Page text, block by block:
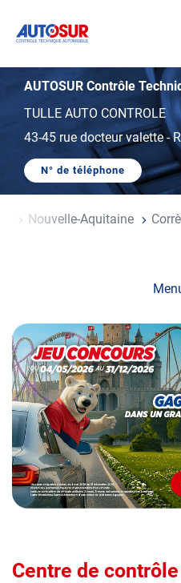
AUTOSUR
AUTOSUR Contrôle
TULLE AUTO CONTROLE
43-45 rue docteur valette-
N° de téléphone
AFFICHER
DE
TÉLÉPHONE
Nouvelle-Aquitaine
Opération
spéciale
Mai
-
Décembre
2026
Locations
Centre de